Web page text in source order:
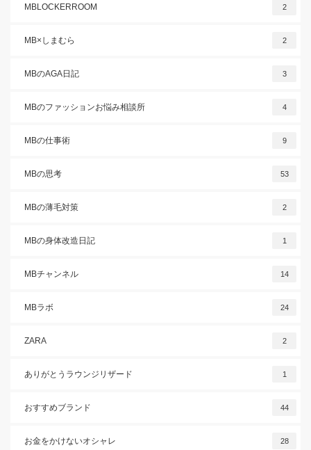
MBLOCKERROOM 2
MB×しまむら 2
MBのAGA日記 3
MBのファッションお悩み相談所 4
MBの仕事術 9
MBの思考 53
MBの薄毛対策 2
MBの身体改造日記 1
MBチャンネル 14
MBラボ 24
ZARA 2
ありがとうラウンジリザード 1
おすすめブランド 44
お金をかけないオシャレ 28